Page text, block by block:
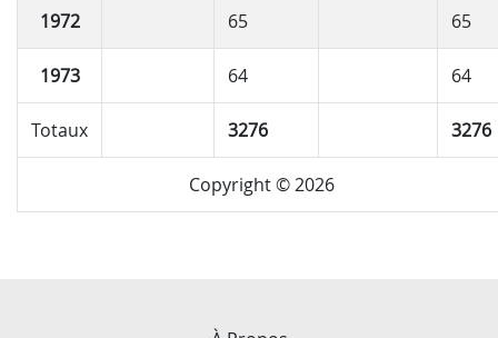
1972 65 65
1973 64 64
Totaux 3276 3276
Copyright © 2026